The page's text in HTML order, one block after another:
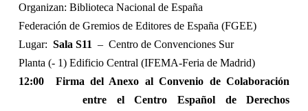
Organizan: Biblioteca Nacional de España
Federación de Gremios de Editores de España (FGEE)
Lugar: Sala S11 – Centro de Convenciones Sur
Planta (- 1) Edificio Central (IFEMA-Feria de Madrid)
12:00
Firma del Anexo al Convenio de Colaboración
entre el Centro Español de Derechos